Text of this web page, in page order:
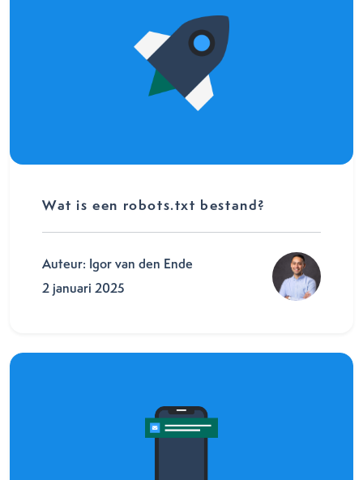
Wat is een robots.txt bestand?
Auteur: Igor van den Ende
2 januari 2025